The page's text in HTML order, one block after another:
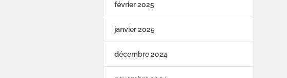
février 2025
janvier 2025
décembre 2024